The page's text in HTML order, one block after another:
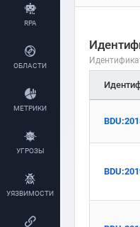
RPA
ОБЛАСТИ
МЕТРИКИ
УГРОЗЫ
УЯЗВИМОСТИ